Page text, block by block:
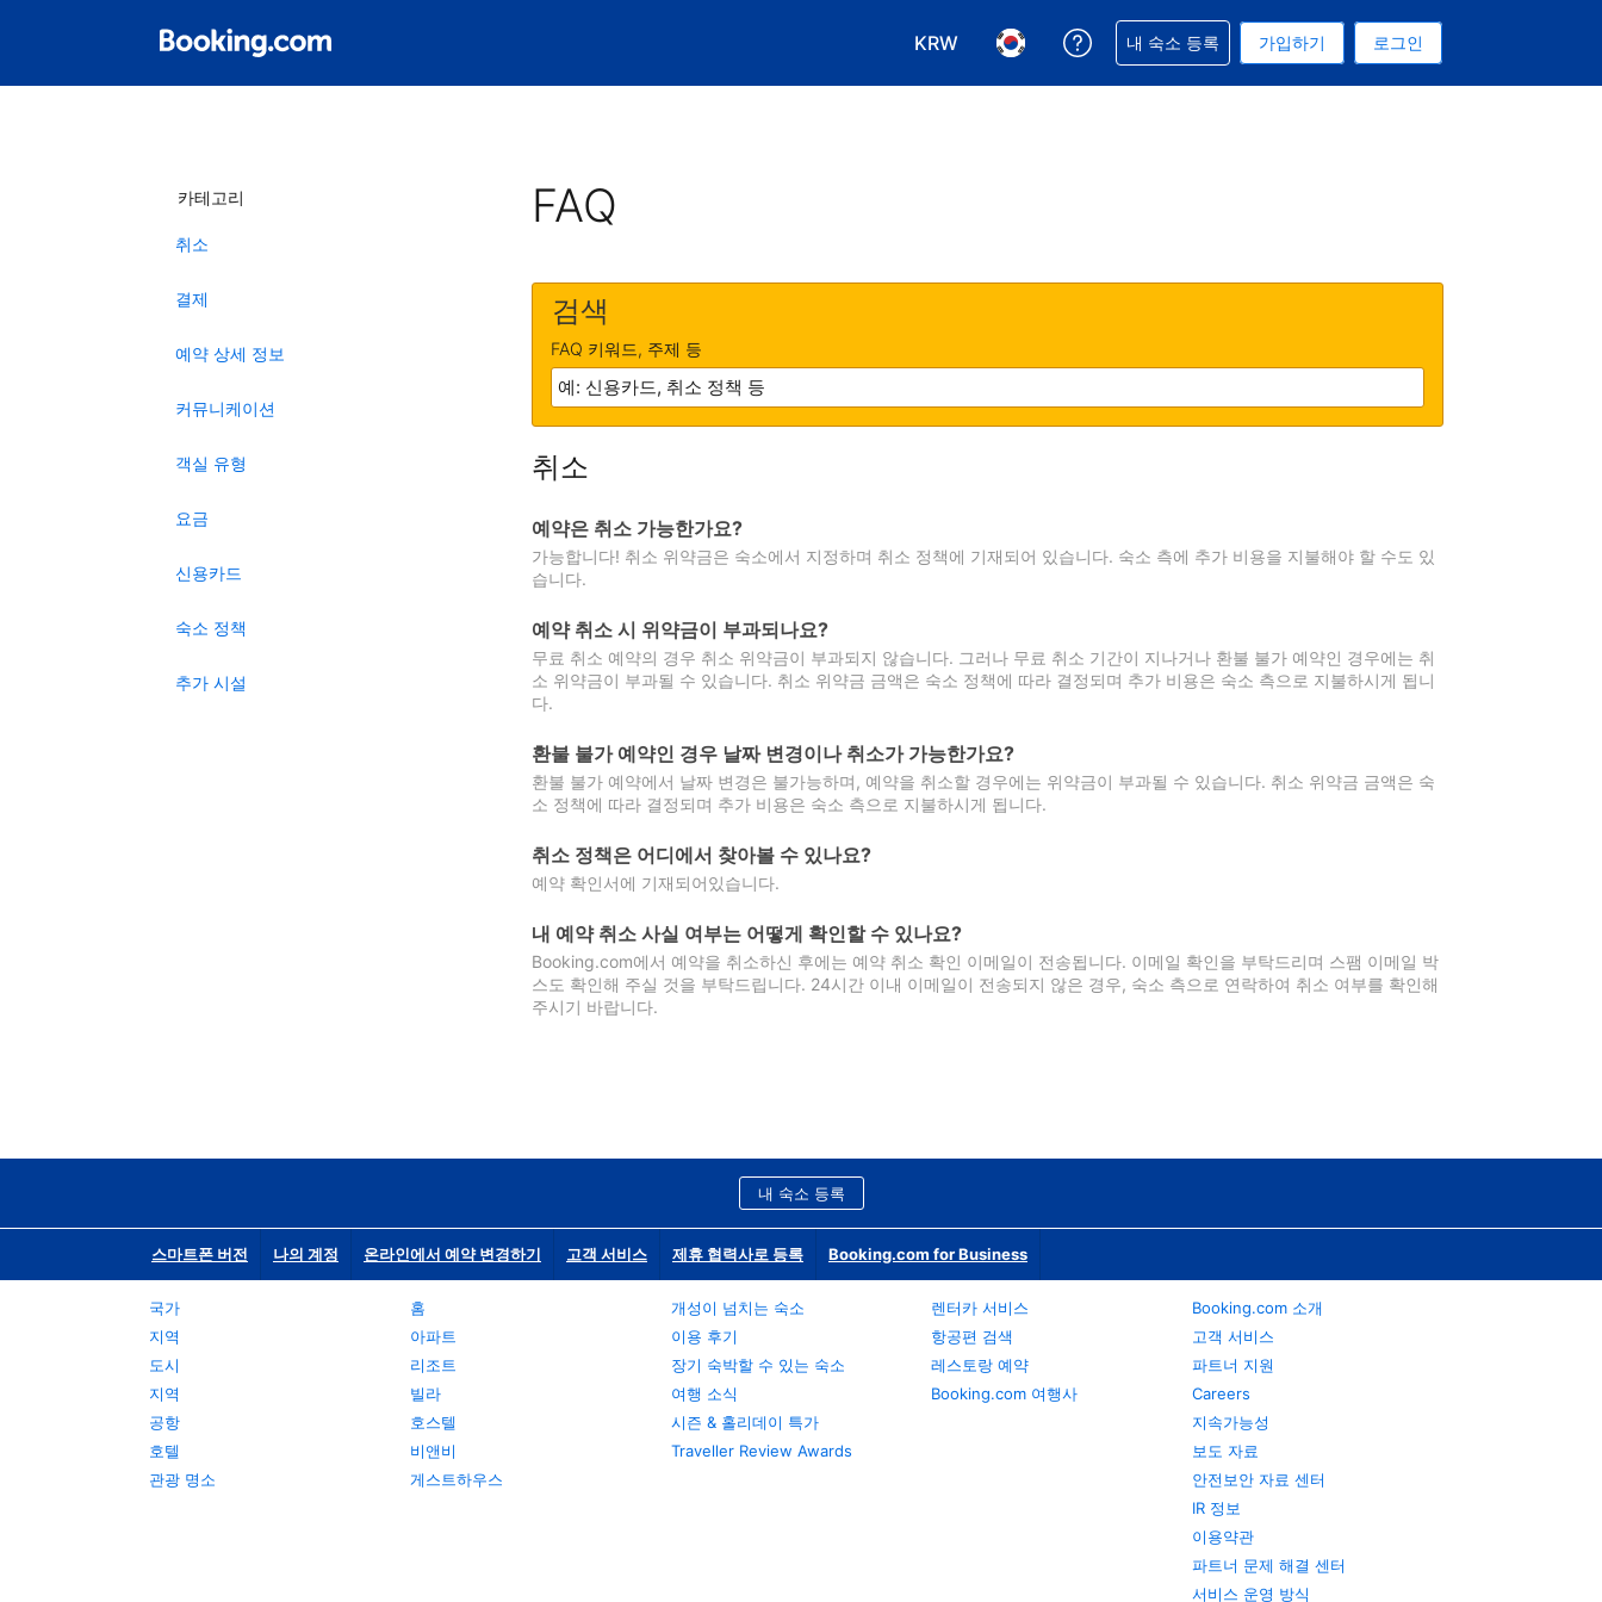
KRW
통화 선택. 현재 선택된 통화는 대한민국 원입니다
언어 선택. 현재 선택된 언어는 한국어입니다
예약과 관련해 도움을 받으실 수 있습니다
내 숙소 등록 가입하기 로그인
카테고리
취소
결제
예약 상세 정보
커뮤니케이션
객실 유형
요금
신용카드
숙소 정책
추가 시설
FAQ
검색
FAQ 키워드, 주제 등
취소
예약은 취소 가능한가요?
가능합니다! 취소 위약금은 숙소에서 지정하며 취소 정책에 기재되어 있습니다. 숙소 측에 추가 비용을 지불해야 할 수도 있
습니다.
예약 취소 시 위약금이 부과되나요?
무료 취소 예약의 경우 취소 위약금이 부과되지 않습니다. 그러나 무료 취소 기간이 지나거나 환불 불가 예약인 경우에는 취
소 위약금이 부과될 수 있습니다. 취소 위약금 금액은 숙소 정책에 따라 결정되며 추가 비용은 숙소 측으로 지불하시게 됩니
다.
환불 불가 예약인 경우 날짜 변경이나 취소가 가능한가요?
환불 불가 예약에서 날짜 변경은 불가능하며, 예약을 취소할 경우에는 위약금이 부과될 수 있습니다. 취소 위약금 금액은 숙
소 정책에 따라 결정되며 추가 비용은 숙소 측으로 지불하시게 됩니다.
취소 정책은 어디에서 찾아볼 수 있나요?
예약 확인서에 기재되어있습니다.
내 예약 취소 사실 여부는 어떻게 확인할 수 있나요?
Booking.com에서 예약을 취소하신 후에는 예약 취소 확인 이메일이 전송됩니다. 이메일 확인을 부탁드리며 스팸 이메일 박
스도 확인해 주실 것을 부탁드립니다. 24시간 이내 이메일이 전송되지 않은 경우, 숙소 측으로 연락하여 취소 여부를 확인해
주시기 바랍니다.
내 숙소 등록
스마트폰 버전 나의 계정 온라인에서 예약 변경하기 고객 서비스 제휴 협력사로 등록 Booking.com for Business
국가
지역
도시
지역
공항
호텔
관광 명소
홈
아파트
리조트
빌라
호스텔
비앤비
게스트하우스
개성이 넘치는 숙소
이용 후기
장기 숙박할 수 있는 숙소
여행 소식
시즌 & 홀리데이 특가
Traveller Review Awards
렌터카 서비스
항공편 검색
레스토랑 예약
Booking.com 여행사
Booking.com 소개
고객 서비스
파트너 지원
Careers
지속가능성
보도 자료
안전보안 자료 센터
IR 정보
이용약관
파트너 문제 해결 센터
서비스 운영 방식